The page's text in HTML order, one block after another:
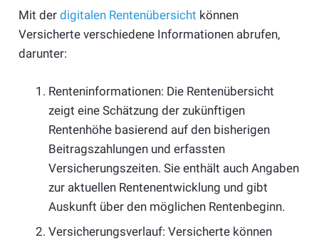
Mit der digitalen Rentenübersicht können
Versicherte verschiedene Informationen abrufen,
darunter:
Renteninformationen: Die Rentenübersicht
zeigt eine Schätzung der zukünftigen
Rentenhöhe basierend auf den bisherigen
Beitragszahlungen und erfassten
Versicherungszeiten. Sie enthält auch Angaben
zur aktuellen Rentenentwicklung und gibt
Auskunft über den möglichen Rentenbeginn.
Versicherungsverlauf: Versicherte können